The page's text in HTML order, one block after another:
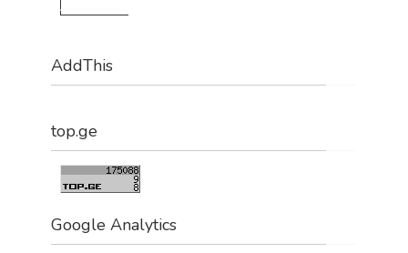
AddThis
top.ge
Google Analytics